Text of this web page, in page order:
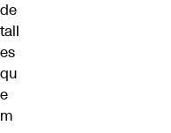
de
tall
es
qu
e
m